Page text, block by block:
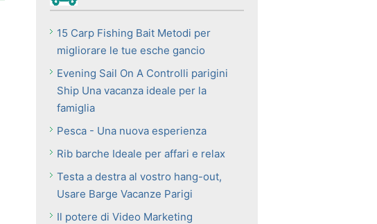
15 Carp Fishing Bait Metodi per
migliorare le tue esche gancio
Evening Sail On A Controlli parigini
Ship Una vacanza ideale per la
famiglia
Pesca - Una nuova esperienza
Rib barche Ideale per affari e relax
Testa a destra al vostro hang-out,
Usare Barge Vacanze Parigi
Il potere di Video Marketing